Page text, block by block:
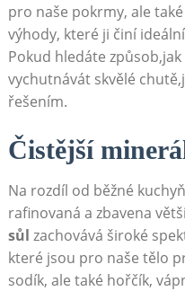
pro naše pokrmy, ale
výhody, které ji činí
Pokud hledáte
vychutnávát skvělé
řešením.
Čistější
Na rozdíl od běžné
rafinovaná a zbavena
sůl zachovává široké
které jsou pro naše tělo
sodík, ale také hořčík,